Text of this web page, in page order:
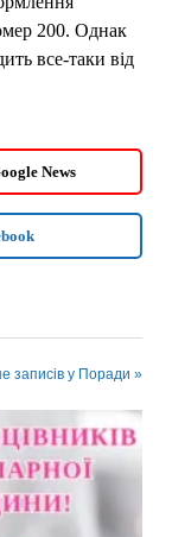
200. Однак
все-таки від
News
записів у Поради »